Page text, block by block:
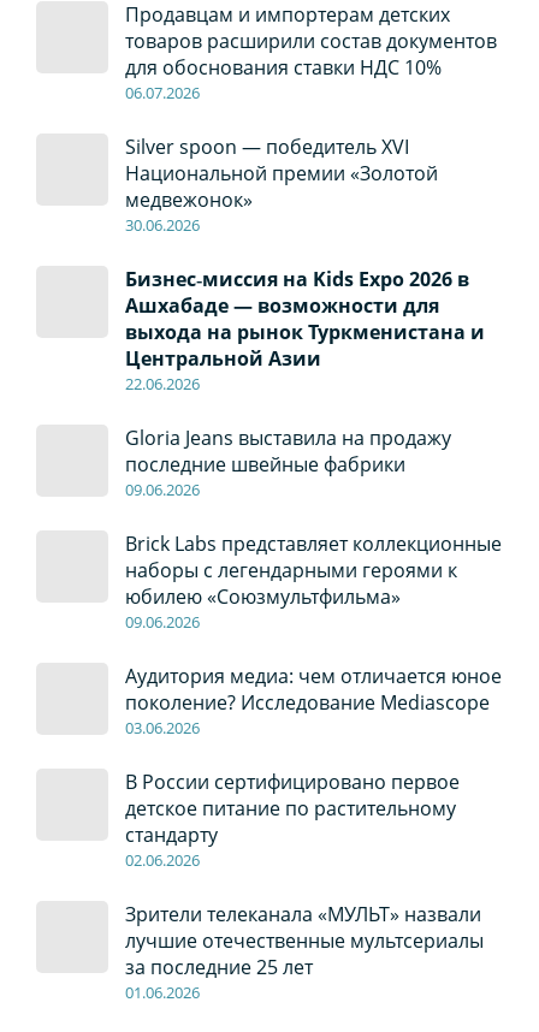
Продавцам и импортерам детских
товаров расширили состав документов
для обоснования ставки НДС 10%
06.07.2026
Silver spoon — победитель XVI
Национальной премии «Золотой
медвежонок»
30.06.2026
Бизнес‑миссия на Kids Expo 2026 в
Ашхабаде — возможности для
выхода на рынок Туркменистана и
Центральной Азии
22.06.2026
Gloria Jeans выставила на продажу
последние швейные фабрики
09.06.2026
Brick Labs представляет коллекционные
наборы с легендарными героями к
юбилею «Союзмультфильма»
09.06.2026
Аудитория медиа: чем отличается юное
поколение? Исследование Mediascope
03.06.2026
В России сертифицировано первое
детское питание по растительному
стандарту
02.06.2026
Зрители телеканала «МУЛЬТ» назвали
лучшие отечественные мультсериалы
за последние 25 лет
01.06.2026